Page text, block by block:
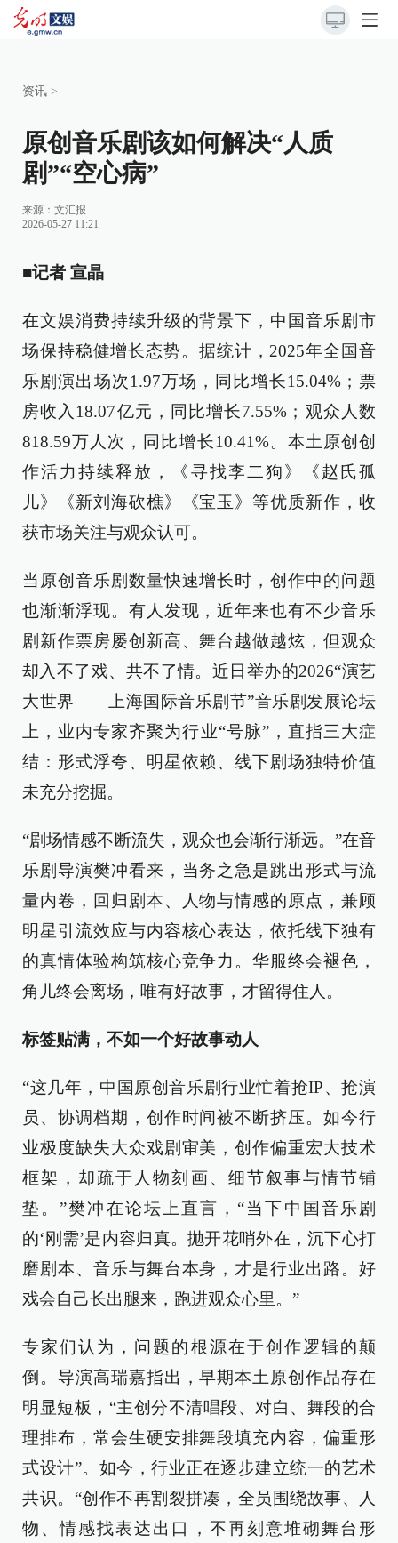
资讯 >
原创音乐剧该如何解决“人质
剧”“空心病”
来源： 文汇报
2026-05-27 11:21
■记者 宣晶
在文娱消费持续升级的背景下，中国音乐剧市
场保持稳健增长态势。据统计，2025年全国音
乐剧演出场次1.97万场，同比增长15.04%；票
房收入18.07亿元，同比增长7.55%；观众人数
818.59万人次，同比增长10.41%。本土原创创
作活力持续释放，《寻找李二狗》《赵氏孤
儿》《新刘海砍樵》《宝玉》等优质新作，收
获市场关注与观众认可。
当原创音乐剧数量快速增长时，创作中的问题
也渐渐浮现。有人发现，近年来也有不少音乐
剧新作票房屡创新高、舞台越做越炫，但观众
却入不了戏、共不了情。近日举办的2026“演艺
大世界——上海国际音乐剧节”音乐剧发展论坛
上，业内专家齐聚为行业“号脉”，直指三大症
结：形式浮夸、明星依赖、线下剧场独特价值
未充分挖掘。
“剧场情感不断流失，观众也会渐行渐远。”在音
乐剧导演樊冲看来，当务之急是跳出形式与流
量内卷，回归剧本、人物与情感的原点，兼顾
明星引流效应与内容核心表达，依托线下独有
的真情体验构筑核心竞争力。华服终会褪色，
角儿终会离场，唯有好故事，才留得住人。
标签贴满，不如一个好故事动人
“这几年，中国原创音乐剧行业忙着抢IP、抢演
员、协调档期，创作时间被不断挤压。如今行
业极度缺失大众戏剧审美，创作偏重宏大技术
框架，却疏于人物刻画、细节叙事与情节铺
垫。”樊冲在论坛上直言，“当下中国音乐剧
的‘刚需’是内容归真。抛开花哨外在，沉下心打
磨剧本、音乐与舞台本身，才是行业出路。好
戏会自己长出腿来，跑进观众心里。”
专家们认为，问题的根源在于创作逻辑的颠
倒。导演高瑞嘉指出，早期本土原创作品存在
明显短板，“主创分不清唱段、对白、舞段的合
理排布，常会生硬安排舞段填充内容，偏重形
式设计”。如今，行业正在逐步建立统一的艺术
共识。“创作不再割裂拼凑，全员围绕故事、人
物、情感找表达出口，不再刻意堆砌舞台形